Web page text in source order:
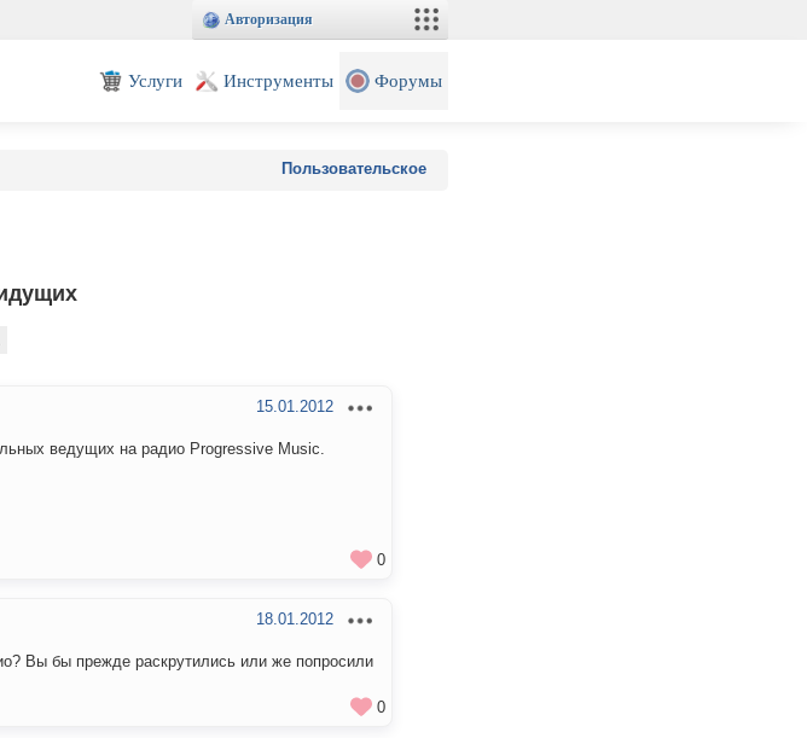
Авторизация
Услуги Инструменты Форумы
Пользовательское
15.01.2012
ведущих на радио Progressive Music.
0
18.01.2012
Вы бы прежде раскрутились или же попросили
0